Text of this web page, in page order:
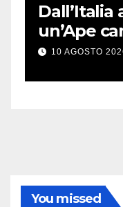
Dall’Italia
un’Ape
10 AGOSTO
You missed